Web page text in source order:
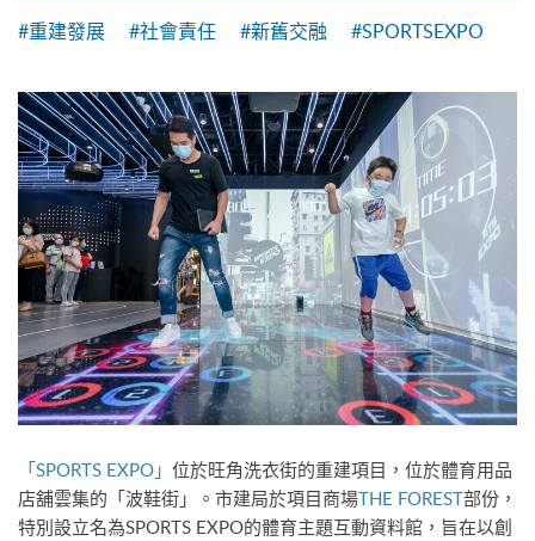
#重建發展 #社會責任 #新舊交融 #SPORTSEXPO
「SPORTS EXPO」 位於旺角洗衣街的重建項目，位於體育用品
店舖雲集的「波鞋街」。市建局於項目商場THE FOREST部份，
特別設立名為SPORTS EXPO的體育主題互動資料館，旨在以創